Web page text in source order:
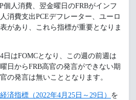
個人消費、翌金曜日のFRBがインフ
消費支出PCEデフレーター、ユーロ
があり、これら指標が重要となりま
日はFOMCとなり、この週の前週は
日からFRB高官の発言ができない期
の発言は無いこととなります。
済指標（2022年4月25日～29日） を